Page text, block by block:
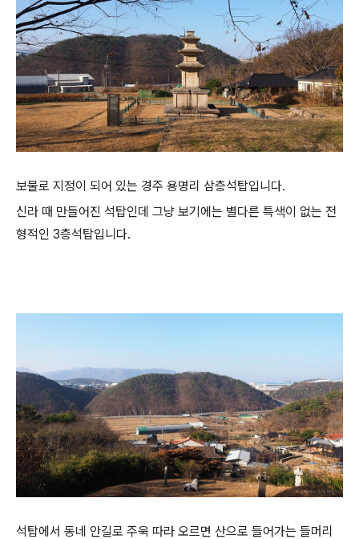
보물로 지정이 되어 있는 경주 용명리 삼층석탑입니다.
신라 때 만들어진 석탑인데 그냥 보기에는 별다른 특색이 없는 전
형적인 3층석탑입니다.
석탑에서 동네 안길로 주욱 따라 오르면 산으로 들어가는 들머리